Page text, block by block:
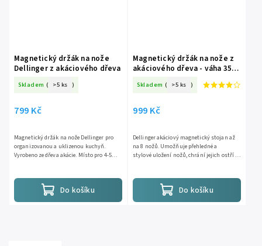
Magnetický držák na nože
Dellinger z akáciového dřeva
Skladem ( >5 ks )
799 Kč
Do košíku
Magnetický držák na nože Dellinger pro
organizovanou a uklizenou kuchyň.
Vyrobeno ze dřeva akácie. Místo pro 4-5
Magnetický držák na nože z
akáciového dřeva - váha 3500
Skladem ( >5 ks )
999 Kč
Do košíku
Dellinger akáciový magnetický stojan až
na 8 nožů. Umožňuje přehledné a
stylové uložení nožů, chrání jejich ostří a